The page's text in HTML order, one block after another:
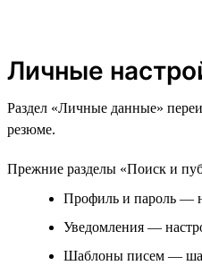
Личные
Раздел «Личные данные»
резюме.
Прежние разделы «Поиск и
Профиль и пароль —
Уведомления —
Шаблоны писем —